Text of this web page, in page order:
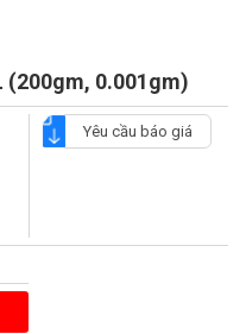
(200gm, 0.001gm)
Yêu cầu báo giá